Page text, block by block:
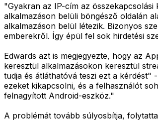
"Gyakran az IP-cím az
alkalmazáson belüli böngésző oldalán
alkalmazáson belül létezik. Bizonyos
emberekről. Így épül fel sok hirdetési
Edwards azt is megjegyezte, hogy az
keresztül alkalmazásokon keresztül
tudja és átláthatóvá teszi ezt a kérdést"
ezeket kikapcsolni, és a felhasználót
felnagyított Android-eszköz."
A problémát tovább súlyosbítja,